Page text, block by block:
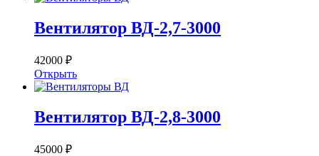
Вентилятор ВД-2,7-3000
42000 ₽
Открыть
Вентилятор ВД-2,8-3000
45000 ₽